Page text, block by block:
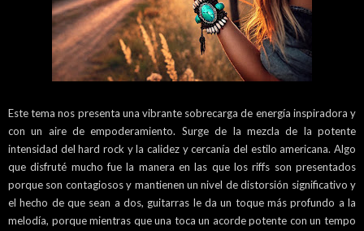
Este tema nos presenta una vibrante sobrecarga de energía inspiradora y
con un aire de empoderamiento. Surge de la mezcla de la potente
intensidad del hard rock y la calidez y cercanía del estilo americana. Algo
que disfruté mucho fue la manera en las que los riffs son presentados
porque son contagiosos y mantienen un nivel de distorsión significativo y
el hecho de que sean a dos, guitarras le da un toque más profundo a la
melodía, porque mientras que una toca un acorde potente con un tempo